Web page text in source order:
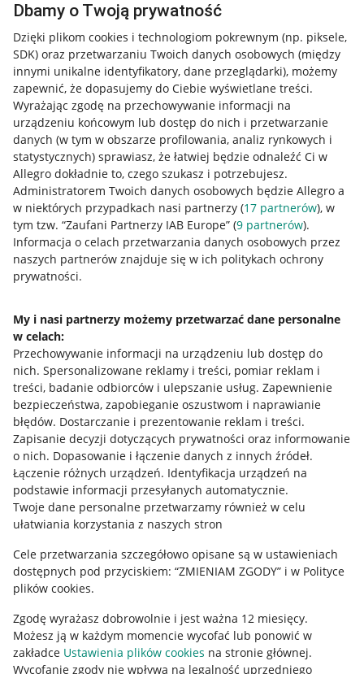
Dbamy o Twoją prywatność
Dzięki plikom cookies i technologiom pokrewnym (np. piksele,
SDK) oraz przetwarzaniu Twoich danych osobowych (między
innymi unikalne identyfikatory, dane przeglądarki), możemy
zapewnić, że dopasujemy do Ciebie wyświetlane treści.
Wyrażając zgodę na przechowywanie informacji na
urządzeniu końcowym lub dostęp do nich i przetwarzanie
danych (w tym w obszarze profilowania, analiz rynkowych i
statystycznych) sprawiasz, że łatwiej będzie odnaleźć Ci w
Allegro dokładnie to, czego szukasz i potrzebujesz.
Administratorem Twoich danych osobowych będzie Allegro a
w niektórych przypadkach nasi partnerzy (17 partnerów), w
tym tzw. “Zaufani Partnerzy IAB Europe” (9 partnerów).
Informacja o celach przetwarzania danych osobowych przez
naszych partnerów znajduje się w ich politykach ochrony
prywatności.
My i nasi partnerzy możemy przetwarzać dane personalne
w celach:
Przechowywanie informacji na urządzeniu lub dostęp do
nich. Spersonalizowane reklamy i treści, pomiar reklam i
treści, badanie odbiorców i ulepszanie usług. Zapewnienie
bezpieczeństwa, zapobieganie oszustwom i naprawianie
błędów. Dostarczanie i prezentowanie reklam i treści.
Zapisanie decyzji dotyczących prywatności oraz informowanie
o nich. Dopasowanie i łączenie danych z innych źródeł.
Łączenie różnych urządzeń. Identyfikacja urządzeń na
podstawie informacji przesyłanych automatycznie.
Twoje dane personalne przetwarzamy również w celu
ułatwiania korzystania z naszych stron
Cele przetwarzania szczegółowo opisane są w ustawieniach
dostępnych pod przyciskiem: “ZMIENIAM ZGODY” i w Polityce
plików cookies.
Zgodę wyrażasz dobrowolnie i jest ważna 12 miesięcy.
Możesz ją w każdym momencie wycofać lub ponowić w
zakładce Ustawienia plików cookies na stronie głównej.
Wycofanie zgody nie wpływa na legalność uprzedniego
Nawigacja
Przydatne informacje
Jak to działa
Allegro Gadane dla sprzedających
Allegro Gadane dla kupujących
Mapa miejscowości
Informacje prawne
Regulamin
Polityka plików "cookies"
Ustawienia plików "cookies"
Udostępnianie lokalizacji
Informacje dla Aktu o Usługach Cyfrowych
Pobierz aplikację